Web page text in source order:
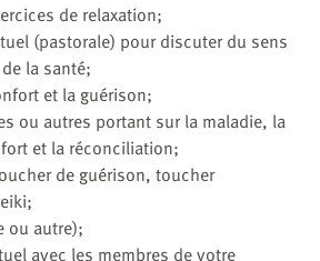
de relaxation;
(pastorale) pour discuter du sens
la santé;
et la guérison;
ou autres portant sur la maladie, la
et la réconciliation;
de guérison, toucher
ou autre);
avec les membres de votre